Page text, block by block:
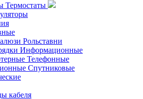
Термостаты
Рольставни
Информационные
Телефонные
Спутниковые
кабеля